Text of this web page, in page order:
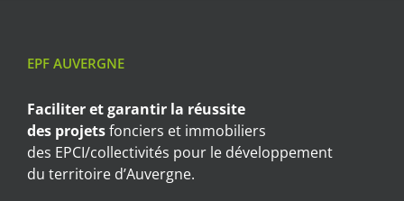
EPF AUVERGNE
Faciliter et garantir la réussite
des projetsfonciers et immobiliers
des EPCI/collectivités pour le développement
du territoire d’Auvergne.